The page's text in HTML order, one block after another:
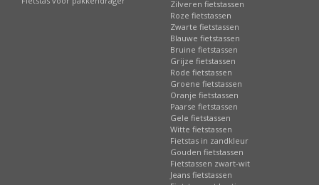
Zilveren fietstassen
Roze fietstassen
Zwarte fietstassen
Blauwe fietstassen
Bruine fietstassen
Grijze fietstassen
Rode fietstassen
Groene fietstassen
Oranje fietstassen
Paarse fietstassen
Gele fietstassen
Witte fietstassen
Fietstas in zandkleur
Gouden fietstassen
Fietstassen zwart-wit
Jeans fietstassen